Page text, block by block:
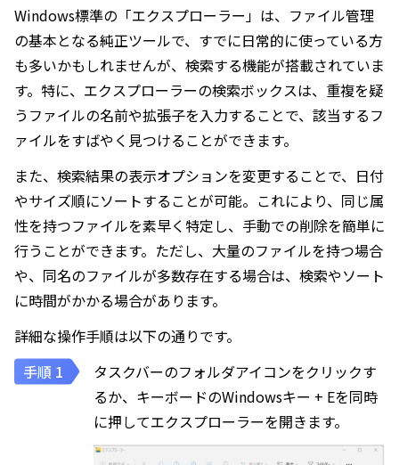
Windows標準の「エクスプローラー」は、ファイル管理
の基本となる純正ツールで、すでに日常的に使っている方
も多いかもしれませんが、検索する機能が搭載されていま
す。特に、エクスプローラーの検索ボックスは、重複を疑
うファイルの名前や拡張子を入力することで、該当するフ
ァイルをすばやく見つけることができます。
また、検索結果の表示オプションを変更することで、日付
やサイズ順にソートすることが可能。これにより、同じ属
性を持つファイルを素早く特定し、手動での削除を簡単に
行うことができます。ただし、大量のファイルを持つ場合
や、同名のファイルが多数存在する場合は、検索やソート
に時間がかかる場合があります。
詳細な操作手順は以下の通りです。
タスクバーのフォルダアイコンをクリックす
るか、キーボードのWindowsキー + Eを同時
に押してエクスプローラーを開きます。